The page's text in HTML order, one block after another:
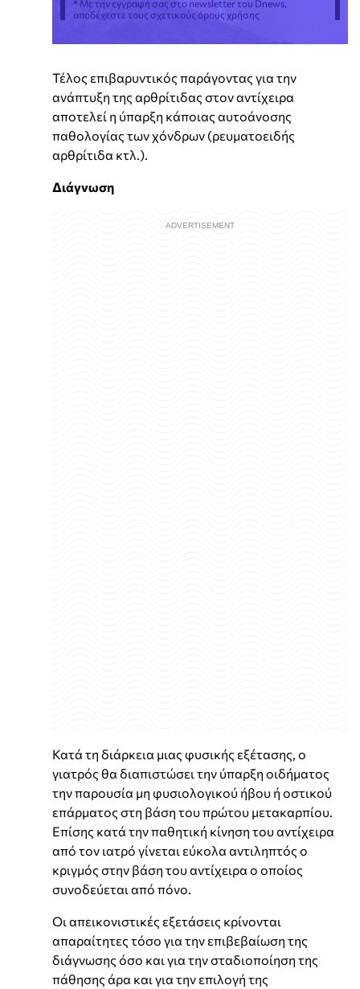
* Με την εγγραφή σας στο newsletter του Dnews,
αποδέχεστε τους σχετικούς όρους χρήσης
Τέλος επιβαρυντικός παράγοντας για την
ανάπτυξη της αρθρίτιδας στον αντίχειρα
αποτελεί η ύπαρξη κάποιας αυτοάνοσης
παθολογίας των χόνδρων (ρευματοειδής
αρθρίτιδα κτλ.).
Διάγνωση
Κατά τη διάρκεια μιας φυσικής εξέτασης, ο
γιατρός θα διαπιστώσει την ύπαρξη οιδήματος
την παρουσία μη φυσιολογικού ήβου ή οστικού
επάρματος στη βάση του πρώτου μετακαρπίου.
Επίσης κατά την παθητική κίνηση του αντίχειρα
από τον ιατρό γίνεται εύκολα αντιληπτός ο
κριγμός στην βάση του αντίχειρα ο οποίος
συνοδεύεται από πόνο.
Οι απεικονιστικές εξετάσεις κρίνονται
απαραίτητες τόσο για την επιβεβαίωση της
διάγνωσης όσο και για την σταδιοποίηση της
πάθησης άρα και για την επιλογή της